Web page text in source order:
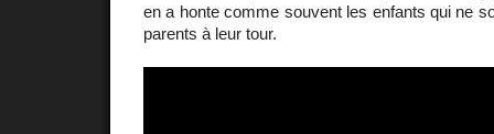
en a honte comme souvent les enfants qui ne
parents à leur tour.